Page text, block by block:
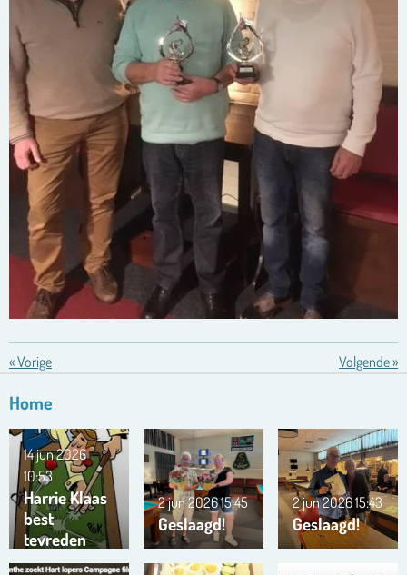
«Vorige Volgende»
Home
Harrie Klaas
best
tevreden
14 jun 2026
10:53
Geslaagd!
2 jun 202615:45
Geslaagd!
2 jun 202615:43